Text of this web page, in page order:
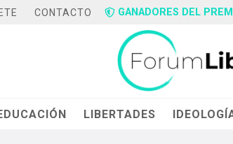
CONTACTO GANADORES DEL
LIBERTADES